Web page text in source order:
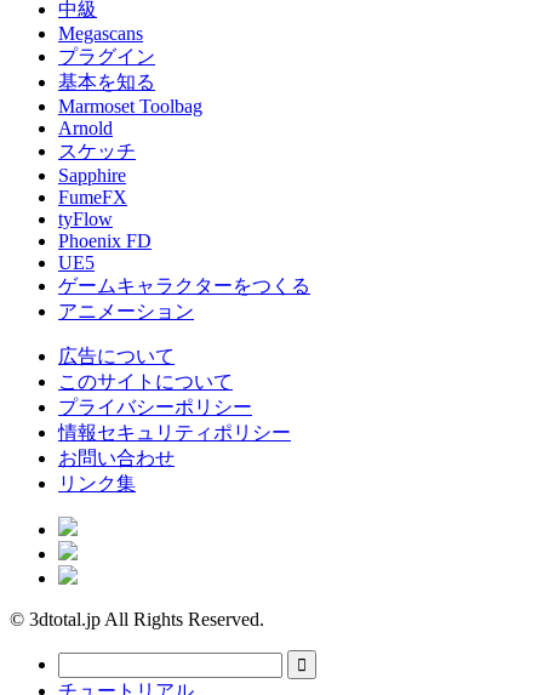
中級
Megascans
プラグイン
基本を知る
Marmoset Toolbag
Arnold
スケッチ
Sapphire
FumeFX
tyFlow
Phoenix FD
UE5
ゲームキャラクターをつくる
アニメーション
広告について
このサイトについて
プライバシーポリシー
情報セキュリティポリシー
お問い合わせ
リンク集
© 3dtotal.jp All Rights Reserved.
チュートリアル